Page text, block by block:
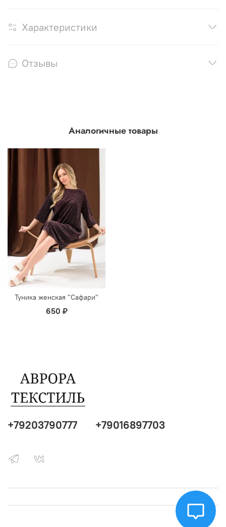
Характеристики
Отзывы
Аналогичные товары
Туника женская "Сафари"
650 ₽
+79203790777 +79016897703